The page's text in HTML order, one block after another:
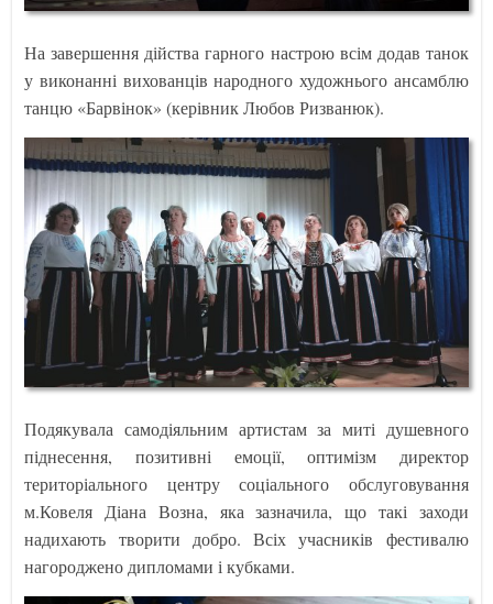
На завершення дійства гарного настрою всім додав танок
у виконанні вихованців народного художнього ансамблю
танцю «Барвінок» (керівник Любов Ризванюк).
Подякувала самодіяльним артистам за миті душевного
піднесення, позитивні емоції, оптимізм директор
територіального центру соціального обслуговування
м.Ковеля Діана Возна, яка зазначила, що такі заходи
надихають творити добро. Всіх учасників фестивалю
нагороджено дипломами і кубками.